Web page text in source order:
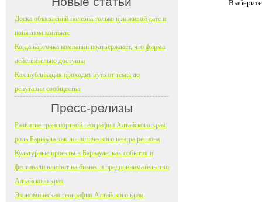
Доска объявлений полезна только при живой дате и
понятном контакте
Когда карточка компании подтверждает, что фирма
действительно доступна
Как публикация проходит путь от темы до
репутации сообщества
Пресс-релизы
Развитие транспортной географии Алтайского края:
роль Барнаула как логистического центра региона
Культурные проекты в Барнауле: как события и
фестивали влияют на бизнес и предпринимательство
Алтайского края
Экономическая география Алтайского края: